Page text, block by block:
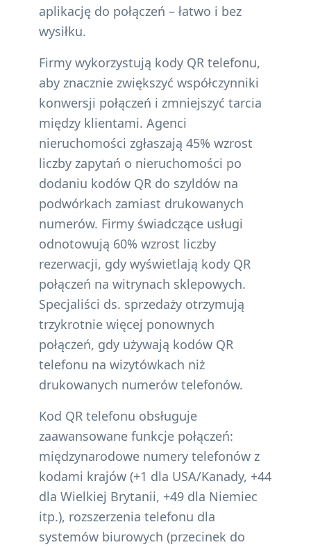
aplikację do połączeń – łatwo i bez
wysiłku.
Firmy wykorzystują kody QR telefonu,
aby znacznie zwiększyć współczynniki
konwersji połączeń i zmniejszyć tarcia
między klientami. Agenci
nieruchomości zgłaszają 45% wzrost
liczby zapytań o nieruchomości po
dodaniu kodów QR do szyldów na
podwórkach zamiast drukowanych
numerów. Firmy świadczące usługi
odnotowują 60% wzrost liczby
rezerwacji, gdy wyświetlają kody QR
połączeń na witrynach sklepowych.
Specjaliści ds. sprzedaży otrzymują
trzykrotnie więcej ponownych
połączeń, gdy używają kodów QR
telefonu na wizytówkach niż
drukowanych numerów telefonów.
Kod QR telefonu obsługuje
zaawansowane funkcje połączeń:
międzynarodowe numery telefonów z
kodami krajów (+1 dla USA/Kanady, +44
dla Wielkiej Brytanii, +49 dla Niemiec
itp.), rozszerzenia telefonu dla
systemów biurowych (przecinek do